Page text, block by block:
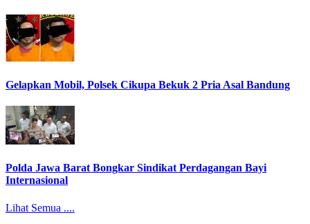
Gelapkan Mobil, Polsek Cikupa Bekuk 2 Pria Asal Bandung
Polda Jawa Barat Bongkar Sindikat Perdagangan Bayi
Internasional
Lihat Semua ....